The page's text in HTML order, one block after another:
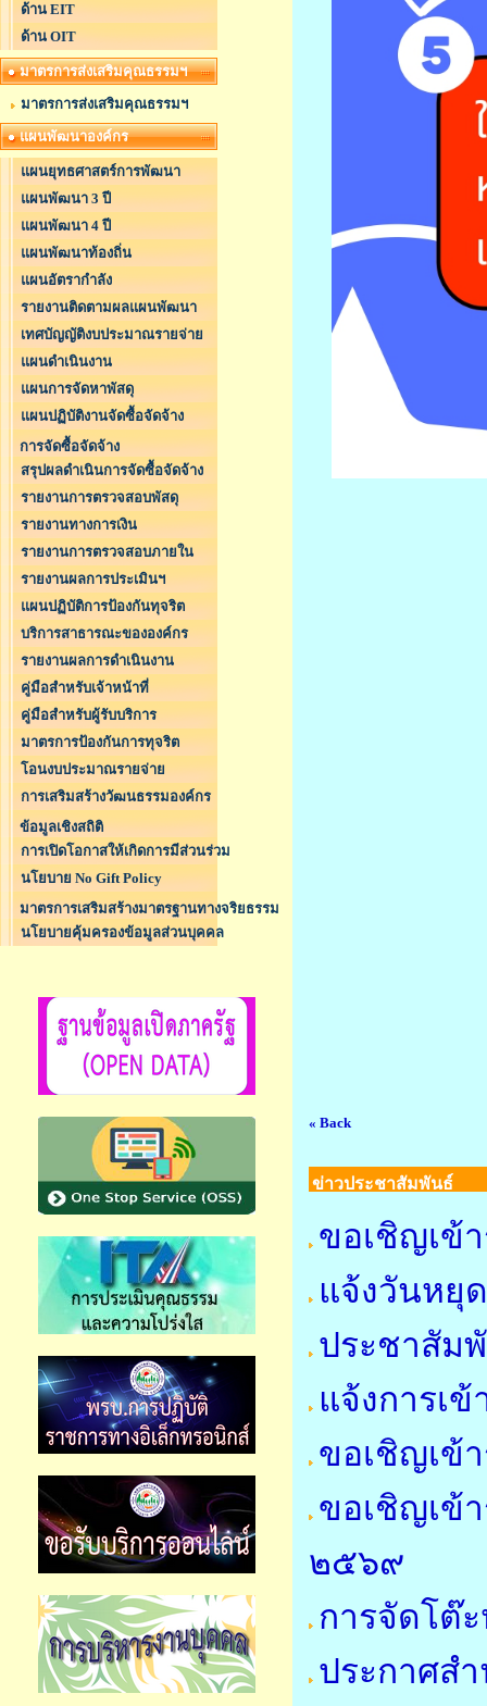
ด้าน EIT
ด้าน OIT
มาตรการส่งเสริมคุณธรรมฯ
มาตรการส่งเสริมคุณธรรมฯ
แผนพัฒนาองค์กร
แผนยุทธศาสตร์การพัฒนา
แผนพัฒนา 3 ปี
แผนพัฒนา 4 ปี
แผนพัฒนาท้องถิ่น
แผนอัตรากำลัง
รายงานติดตามผลแผนพัฒนา
เทศบัญญัติงบประมาณรายจ่าย
แผนดำเนินงาน
แผนการจัดหาพัสดุ
แผนปฏิบัติงานจัดซื้อจัดจ้าง
การจัดซื้อจัดจ้าง
สรุปผลดำเนินการจัดซื้อจัดจ้าง
รายงานการตรวจสอบพัสดุ
รายงานทางการเงิน
รายงานการตรวจสอบภายใน
รายงานผลการประเมินฯ
แผนปฏิบัติการป้องกันทุจริต
บริการสาธารณะขององค์กร
รายงานผลการดำเนินงาน
คู่มือสำหรับเจ้าหน้าที่
คู่มือสำหรับผู้รับบริการ
มาตรการป้องกันการทุจริต
โอนงบประมาณรายจ่าย
การเสริมสร้างวัฒนธรรมองค์กร
ข้อมูลเชิงสถิติ
การเปิดโอกาสให้เกิดการมีส่วนร่วม
นโยบาย No Gift Policy
มาตรการเสริมสร้างมาตรฐานทางจริยธรรม
นโยบายคุ้มครองข้อมูลส่วนบุคคล
« Back
ข่าวประชาสัมพันธ์
ขอเชิญเข้
แจ้งวันหยุ
ประชาสัม
แจ้งการเ
ขอเชิญเข้
ขอเชิญเข้
๒๕๖๙
การจัดโต๊
ประกาศส